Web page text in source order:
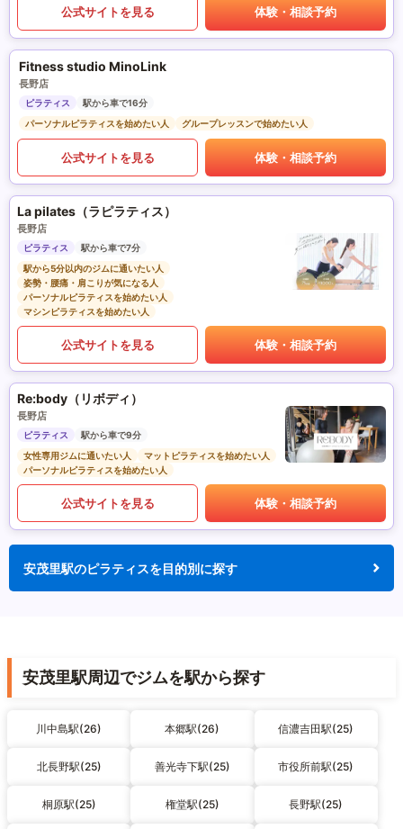
公式サイトを見る 体験・相談予約
Fitness studio MinoLink
長野店
ピラティス
駅から車で16分
パーソナルピラティスを始めたい人
グループレッスンで始めたい人
公式サイトを見る 体験・相談予約
La pilates（ラピラティス）
長野店
ピラティス
駅から車で7分
駅から5分以内のジムに通いたい人
姿勢・腰痛・肩こりが気になる人
パーソナルピラティスを始めたい人
マシンピラティスを始めたい人
公式サイトを見る 体験・相談予約
Re:body（リボディ）
長野店
ピラティス
駅から車で9分
女性専用ジムに通いたい人
マットピラティスを始めたい人
パーソナルピラティスを始めたい人
公式サイトを見る 体験・相談予約
安茂里駅のピラティスを目的別に探す
安茂里駅周辺でジムを駅から探す
川中島駅(26) 本郷駅(26) 信濃吉田駅(25)
北長野駅(25) 善光寺下駅(25) 市役所前駅(25)
桐原駅(25) 権堂駅(25) 長野駅(25)